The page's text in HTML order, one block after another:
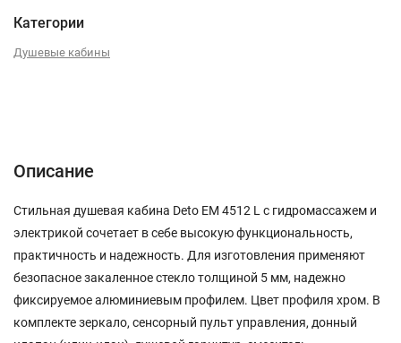
Категории
Душевые кабины
Описание
Стильная душевая кабина Deto EM 4512 L с гидромассажем и
электрикой сочетает в себе высокую функциональность,
практичность и надежность. Для изготовления применяют
безопасное закаленное стекло толщиной 5 мм, надежно
фиксируемое алюминиевым профилем. Цвет профиля хром. В
комплекте зеркало, сенсорный пульт управления, донный